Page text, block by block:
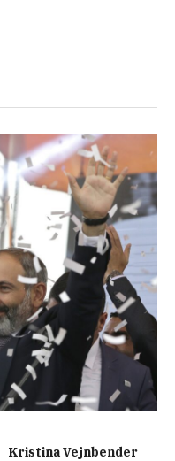
Kristina Vejnbender